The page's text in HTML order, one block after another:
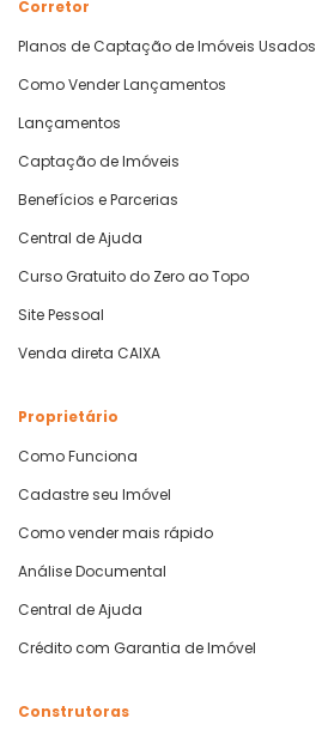
Corretor
Planos de Captação de Imóveis Usados
Como Vender Lançamentos
Lançamentos
Captação de Imóveis
Benefícios e Parcerias
Central de Ajuda
Curso Gratuito do Zero ao Topo
Site Pessoal
Venda direta CAIXA
Proprietário
Como Funciona
Cadastre seu Imóvel
Como vender mais rápido
Análise Documental
Central de Ajuda
Crédito com Garantia de Imóvel
Construtoras